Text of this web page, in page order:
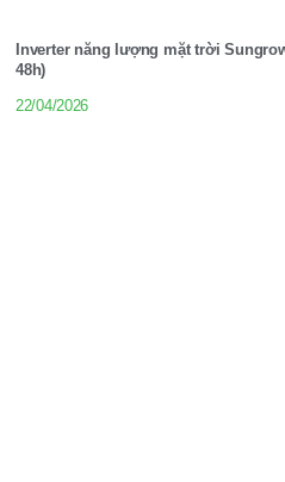
Inverter năng lượng mặt trời
48h)
22/04/2026